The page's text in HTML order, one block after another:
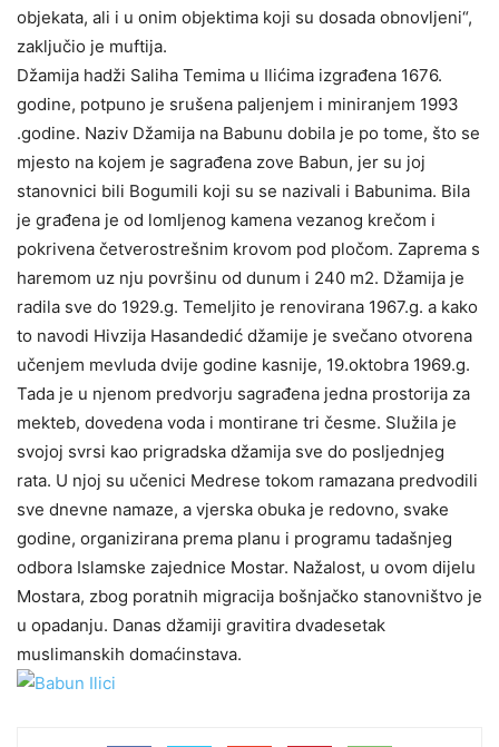
objekata, ali i u onim objektima koji su dosada obnovljeni“,
zaključio je muftija.
Džamija hadži Saliha Temima u Ilićima izgrađena 1676.
godine, potpuno je srušena paljenjem i miniranjem 1993
.godine. Naziv Džamija na Babunu dobila je po tome, što se
mjesto na kojem je sagrađena zove Babun, jer su joj
stanovnici bili Bogumili koji su se nazivali i Babunima. Bila
je građena je od lomljenog kamena vezanog krečom i
pokrivena četverostrešnim krovom pod pločom. Zaprema s
haremom uz nju površinu od dunum i 240 m2. Džamija je
radila sve do 1929.g. Temeljito je renovirana 1967.g. a kako
to navodi Hivzija Hasandedić džamije je svečano otvorena
učenjem mevluda dvije godine kasnije, 19.oktobra 1969.g.
Tada je u njenom predvorju sagrađena jedna prostorija za
mekteb, dovedena voda i montirane tri česme. Služila je
svojoj svrsi kao prigradska džamija sve do posljednjeg
rata. U njoj su učenici Medrese tokom ramazana predvodili
sve dnevne namaze, a vjerska obuka je redovno, svake
godine, organizirana prema planu i programu tadašnjeg
odbora Islamske zajednice Mostar. Nažalost, u ovom dijelu
Mostara, zbog poratnih migracija bošnjačko stanovništvo je
u opadanju. Danas džamiji gravitira dvadesetak
muslimanskih domaćinstava.